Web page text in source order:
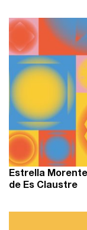
Estrella
de Es Claustre